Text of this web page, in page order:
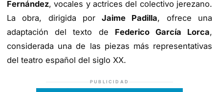
Fernández, vocales y actrices del colectivo jerezano.
La obra, dirigida porJaime Padilla, ofrece una
adaptación del texto de Federico García Lorca,
considerada una de las piezas más representativas
del teatro español del siglo XX.
PUBLICIDAD